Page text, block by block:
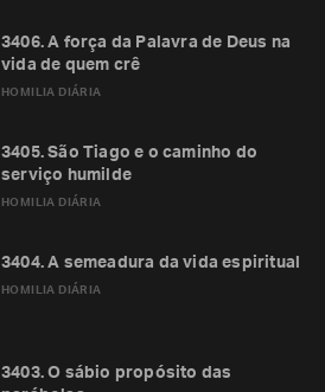
HOMILIA DIÁRIA
3406. A força da Palavra de Deus na
vida de quem crê
HOMILIA DIÁRIA
3405. São Tiago e o caminho do
serviço humilde
HOMILIA DIÁRIA
3404. A semeadura da vida espiritual
3403. O sábio propósito das